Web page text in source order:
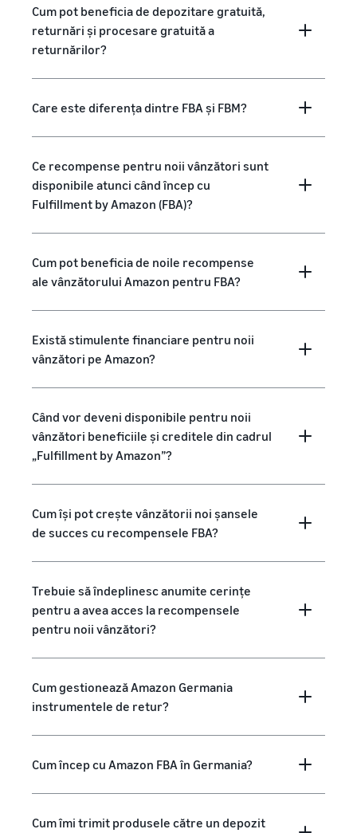
Cum pot beneficia de depozitare gratuită,
returnări și procesare gratuită a
returnărilor?
Care este diferența dintre FBA și FBM?
Ce recompense pentru noii vânzători sunt
disponibile atunci când încep cu
Fulfillment by Amazon (FBA)?
Cum pot beneficia de noile recompense
ale vânzătorului Amazon pentru FBA?
Există stimulente financiare pentru noii
vânzători pe Amazon?
Când vor deveni disponibile pentru noii
vânzători beneficiile și creditele din cadrul
„Fulfillment by Amazon”?
Cum își pot crește vânzătorii noi șansele
de succes cu recompensele FBA?
Trebuie să îndeplinesc anumite cerințe
pentru a avea acces la recompensele
pentru noii vânzători?
Cum gestionează Amazon Germania
instrumentele de retur?
Cum încep cu Amazon FBA în Germania?
Cum îmi trimit produsele către un depozit